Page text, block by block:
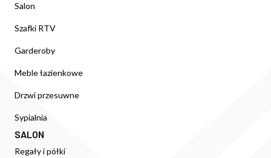
Salon
Szafki RTV
Garderoby
Meble łazienkowe
Drzwi przesuwne
Sypialnia
SALON
Regały i półki